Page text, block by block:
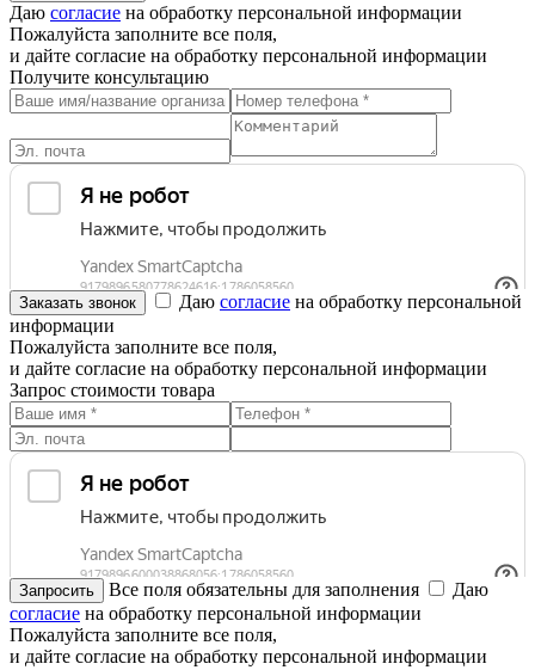
Даю согласие на обработку персональной информации
Пожалуйста заполните все поля,
и дайте согласие на обработку персональной информации
Получите консультацию
Даю согласие на обработку персональной
информации
Пожалуйста заполните все поля,
и дайте согласие на обработку персональной информации
Запрос стоимости товара
Все поля обязательны для заполнения
Даю
согласие на обработку персональной информации
Пожалуйста заполните все поля,
и дайте согласие на обработку персональной информации